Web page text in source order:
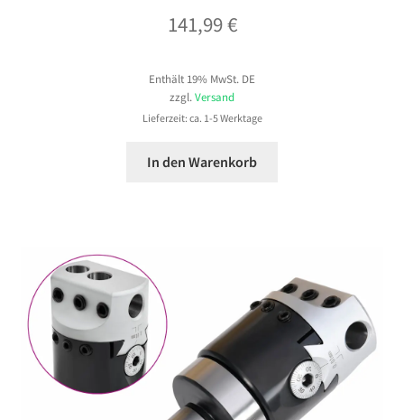
141,99€
Enthält 19% MwSt. DE
zzgl.Versand
Lieferzeit: ca. 1-5 Werktage
In den Warenkorb